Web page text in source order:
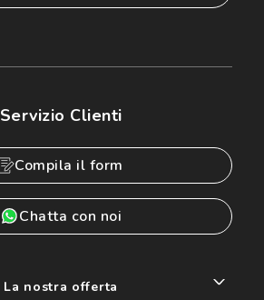
Servizio Clienti
Compila il form
Chatta con noi
La nostra offerta